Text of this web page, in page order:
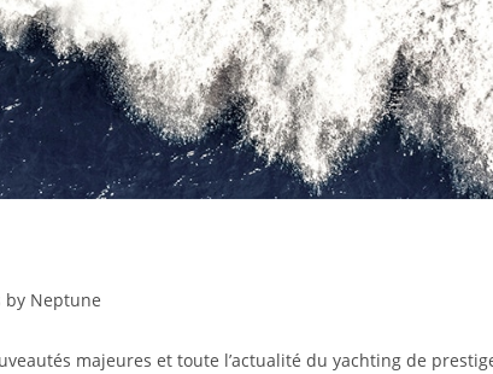
by Neptune
majeures et toute l’actualité du yachting de